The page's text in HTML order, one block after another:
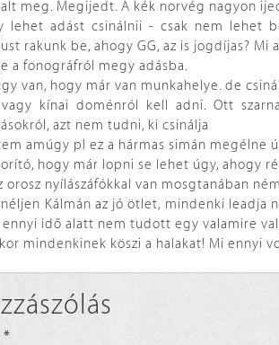
meg. Megijedt. A kék norvég nagyon
lehet adást csinálnii - csak nem lehet
rakunk be, ahogy GG, az is jogdíjas?
a fonográfról megy adásba.
van, hogy már van munkahelye. de
vagy kínai doménról kell adni. Ott
azt nem tudni, ki csinálja
amúgy pl ez a hármas simán megélne
hogy már lopni se lehet úgy, ahogy
orosz nyílászáfókkal van mosgtanában
Kálmán az jó ötlet, mindenki
ennyi idő alatt nem tudott egy valamire
mindenkinek köszi a halakat! Mi ennyi
*